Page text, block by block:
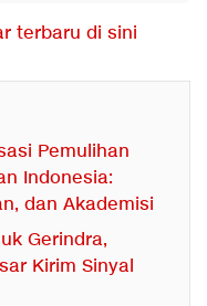
terbaru di sini
Pemulihan
Indonesia:
dan Akademisi
Gerindra,
Kirim Sinyal